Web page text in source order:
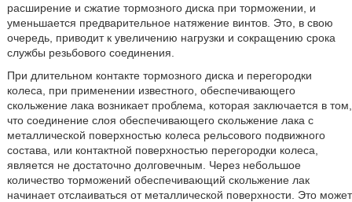
расширение и сжатие тормозного диска при торможении, и
уменьшается предварительное натяжение винтов. Это, в свою
очередь, приводит к увеличению нагрузки и сокращению срока
службы резьбового соединения.
При длительном контакте тормозного диска и перегородки
колеса, при применении известного, обеспечивающего
скольжение лака возникает проблема, которая заключается в том,
что соединение слоя обеспечивающего скольжение лака с
металлической поверхностью колеса рельсового подвижного
состава, или контактной поверхностью перегородки колеса,
является не достаточно долговечным. Через небольшое
количество торможений обеспечивающий скольжение лак
начинает отслаиваться от металлической поверхности. Это может